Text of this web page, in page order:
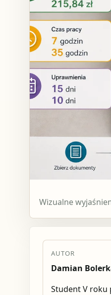
Wizualne
AUTOR
Damian
Student V roku